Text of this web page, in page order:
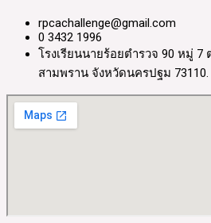
rpcachallenge@gmail.com
0 3432 1996
โรงเรียนนายร้อยตำรวจ 90 หมู่ 7
สามพราน จังหวัดนครปฐม 73110.